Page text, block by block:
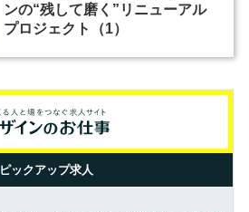
ンの“残して磨く”リニューアル
プロジェクト（1）
ピックアップ求人